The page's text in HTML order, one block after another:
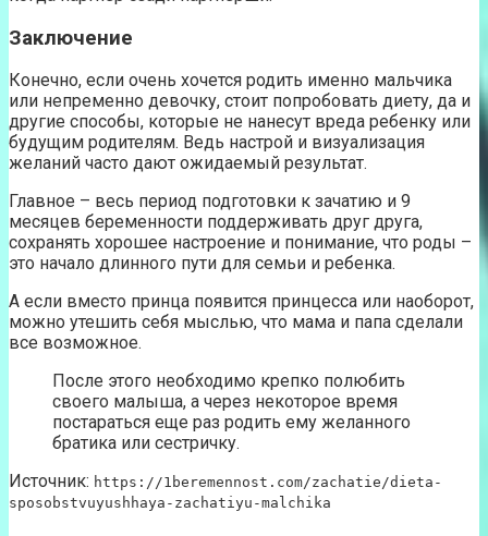
Заключение
Конечно, если очень хочется родить именно мальчика
или непременно девочку, стоит попробовать диету, да и
другие способы, которые не нанесут вреда ребенку или
будущим родителям. Ведь настрой и визуализация
желаний часто дают ожидаемый результат.
Главное – весь период подготовки к зачатию и 9
месяцев беременности поддерживать друг друга,
сохранять хорошее настроение и понимание, что роды –
это начало длинного пути для семьи и ребенка.
А если вместо принца появится принцесса или наоборот,
можно утешить себя мыслью, что мама и папа сделали
все возможное.
После этого необходимо крепко полюбить
своего малыша, а через некоторое время
постараться еще раз родить ему желанного
братика или сестричку.
Источник: https://1beremennost.com/zachatie/dieta-
sposobstvuyushhaya-zachatiyu-malchika